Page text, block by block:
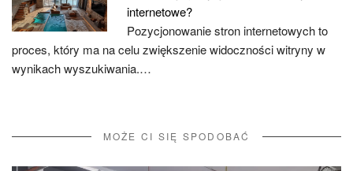
internetowe?
Pozycjonowanie stron internetowych to
proces, który ma na celu zwiększenie widoczności witryny w
wynikach wyszukiwania.…
MOŻE CI SIĘ SPODOBAĆ